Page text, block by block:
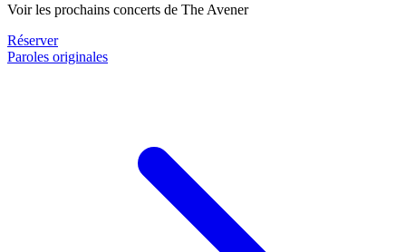
Voir les prochains concerts de The Avener
Réserver
Paroles originales